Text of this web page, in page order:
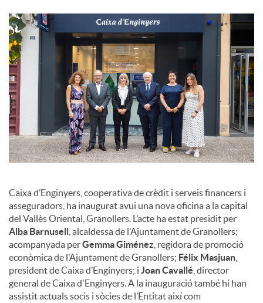
Caixa d’Enginyers, cooperativa de crèdit i serveis financers i
asseguradors, ha inaugurat avui una nova oficina a la capital
del Vallès Oriental, Granollers. L’acte ha estat presidit per
Alba Barnusell
, alcaldessa de l’Ajuntament de Granollers;
acompanyada perGemma Giménez , regidora de promoció
econòmica de l’Ajuntament de Granollers; Félix Masjuan
president de Caixa d’Enginyers; i Joan Cavallé , director
general de Caixa d'Enginyers. A la inauguració també hi han
assistit actuals socis i sòcies de l’Entitat així com